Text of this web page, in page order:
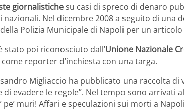
giornalistichesu casi di spreco di denaro
nazionali. Nel dicembre 2008 a seguito di una
Polizia Municipale di Napoli per un
stato poi riconosciuto dall’Unione Nazionale
reporter d’inchiesta con una targa.
Migliaccio ha pubblicato una raccolta
di evadere le regole”. Nel tempo sono arrivati
pe’ muri! Affari e speculazioni sui morti a